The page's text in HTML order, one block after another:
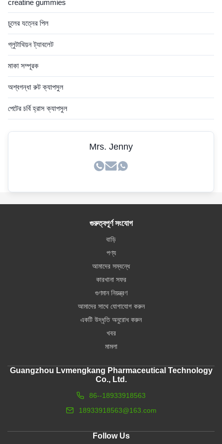
creatine gummies
চুলের যত্নের পিল
গ্লুটাথিয়ন ট্যাবলেট
মাকা সম্পূরক
অশ্বগন্ধা রুট ক্যাপসুল
পেটের চর্বি হ্রাস ক্যাপসুল
Mrs. Jenny
গুরুত্বপূর্ণ সংযোগ
বাড়ি
পণ্য
আমাদের সম্বন্ধে
কারখানা সফর
গুণমান নিয়ন্ত্রণ
আমাদের সাথে যোগাযোগ করুন
একটি উদ্ধৃতি অনুরোধ করুন
খবর
মামলা
Guangzhou Lvmengkang Pharmaceutical Technology
Co., Ltd.
86--18933918563
18933918563@163.com
Follow Us